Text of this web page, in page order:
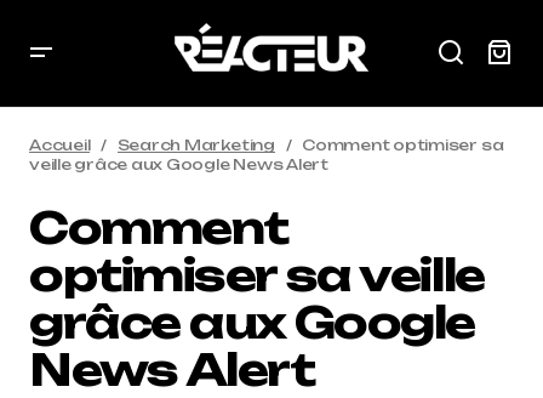
Accueil Search Marketing
Comment optimiser sa
veille grâce aux Google News Alert
Comment
optimiser sa veille
grâce aux Google
News Alert